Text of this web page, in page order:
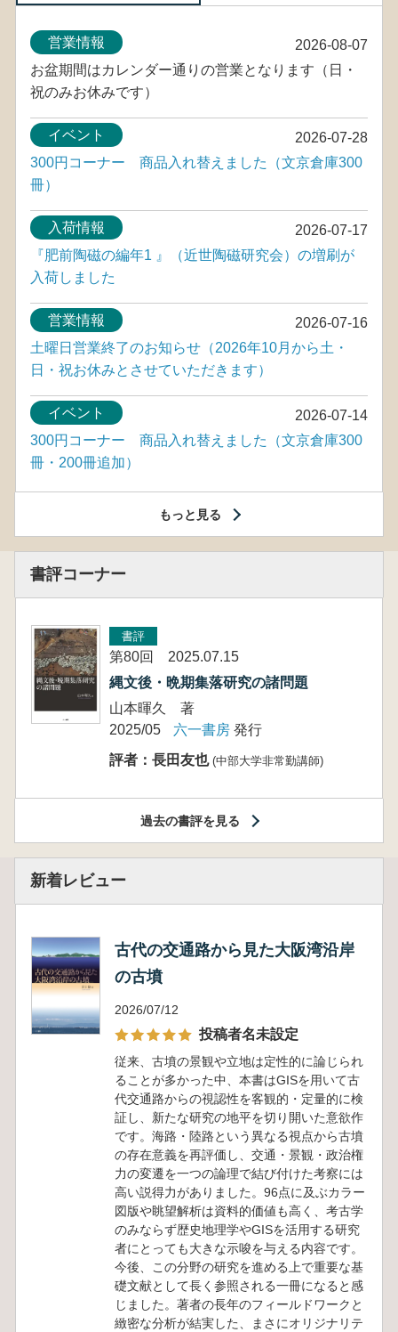
2026-08-07
営業情報
お盆期間はカレンダー通りの営業となります（日・
祝のみお休みです）
2026-07-28
イベント
300円コーナー 商品入れ替えました（文京倉庫300
冊）
2026-07-17
入荷情報
『肥前陶磁の編年1 』（近世陶磁研究会）の増刷が
入荷しました
2026-07-16
営業情報
土曜日営業終了のお知らせ（2026年10月から土・
日・祝お休みとさせていただきます）
2026-07-14
イベント
300円コーナー 商品入れ替えました（文京倉庫300
冊・200冊追加）
もっと見る
書評コーナー
書評
第80回 2025.07.15
縄文後・晩期集落研究の諸問題
山本暉久 著
2025/05
六一書房 発行
評者：長田友也 (中部大学非常勤講師)
過去の書評を見る
新着レビュー
古代の交通路から見た大阪湾沿岸
の古墳
2026/07/12
投稿者名未設定
従来、古墳の景観や立地は定性的に論じられ
ることが多かった中、本書はGISを用いて古
代交通路からの視認性を客観的・定量的に検
証し、新たな研究の地平を切り開いた意欲作
です。海路・陸路という異なる視点から古墳
の存在意義を再評価し、交通・景観・政治権
力の変遷を一つの論理で結び付けた考察には
高い説得力がありました。96点に及ぶカラー
図版や眺望解析は資料的価値も高く、考古学
のみならず歴史地理学やGISを活用する研究
者にとっても大きな示唆を与える内容です。
今後、この分野の研究を進める上で重要な基
礎文献として長く参照される一冊になると感
じました。著者の長年のフィールドワークと
緻密な分析が結実した、まさにオリジナリテ